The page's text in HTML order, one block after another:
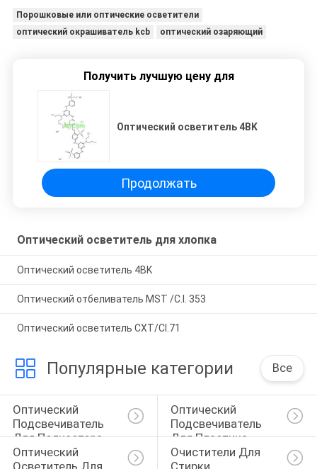
Порошковые или оптические осветители
оптический окрашиватель kcb
оптический озаряющий
Получить лучшую цену для
Оптический осветитель 4BK
Продолжать
Оптический осветитель для хлопка
Оптический осветитель 4BK
Оптический отбеливатель MST /C.I. 353
Оптический осветитель CXT/CI.71
Популярные категории Все
Оптический
Подсвечиватель
Для Полиэстера
Оптический
Подсвечиватель
Для Пластика
Оптический
Осветитель Для
Очистители Для
Стирки